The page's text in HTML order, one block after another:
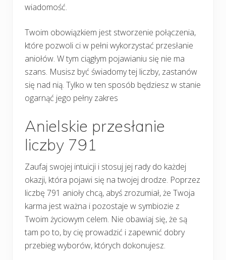
wiadomość.
Twoim obowiązkiem jest stworzenie połączenia,
które pozwoli ci w pełni wykorzystać przesłanie
aniołów. W tym ciągłym pojawianiu się nie ma
szans. Musisz być świadomy tej liczby, zastanów
się nad nią. Tylko w ten sposób będziesz w stanie
ogarnąć jego pełny zakres
Anielskie przesłanie
liczby 791
Zaufaj swojej intuicji i stosuj jej rady do każdej
okazji, która pojawi się na twojej drodze. Poprzez
liczbę 791 anioły chcą, abyś zrozumiał, że Twoja
karma jest ważna i pozostaje w symbiozie z
Twoim życiowym celem. Nie obawiaj się, że są
tam po to, by cię prowadzić i zapewnić dobry
przebieg wyborów, których dokonujesz.